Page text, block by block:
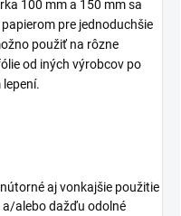
100 mm a 150 mm sa
pre jednoduchšie
použiť na rôzne
od iných výrobcov po
aj vonkajšie použitie
a/alebo dažďu odolné